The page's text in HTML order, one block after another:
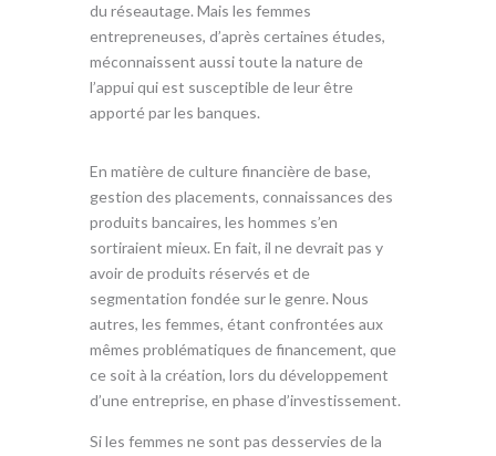
du réseautage. Mais les femmes
entrepreneuses, d’après certaines études,
méconnaissent aussi toute la nature de
l’appui qui est susceptible de leur être
apporté par les banques.
En matière de culture financière de base,
gestion des placements, connaissances des
produits bancaires, les hommes s’en
sortiraient mieux. En fait, il ne devrait pas y
avoir de produits réservés et de
segmentation fondée sur le genre. Nous
autres, les femmes, étant confrontées aux
mêmes problématiques de financement, que
ce soit à la création, lors du développement
d’une entreprise, en phase d’investissement.
Si les femmes ne sont pas desservies de la